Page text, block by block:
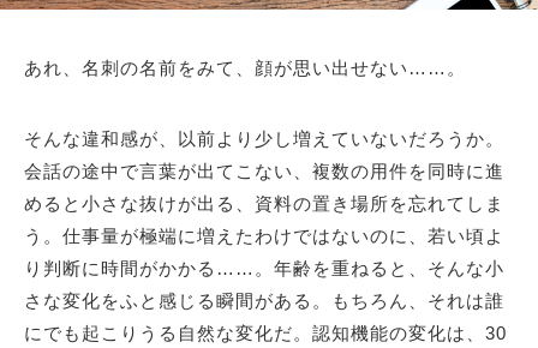
あれ、名刺の名前をみて、顔が思い出せない……。
そんな違和感が、以前より少し増えていないだろうか。
会話の途中で言葉が出てこない、複数の用件を同時に進
めると小さな抜けが出る、資料の置き場所を忘れてしま
う。仕事量が極端に増えたわけではないのに、若い頃よ
り判断に時間がかかる……。年齢を重ねると、そんな小
さな変化をふと感じる瞬間がある。もちろん、それは誰
にでも起こりうる自然な変化だ。認知機能の変化は、30